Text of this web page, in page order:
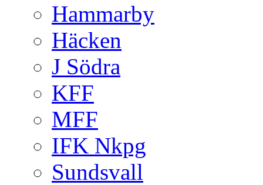
Hammarby
Häcken
J Södra
KFF
MFF
IFK Nkpg
Sundsvall